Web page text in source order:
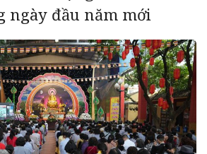
ngày đầu năm mới